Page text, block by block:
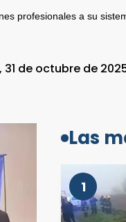
profesionales a su
31 de octubre de
Las
1